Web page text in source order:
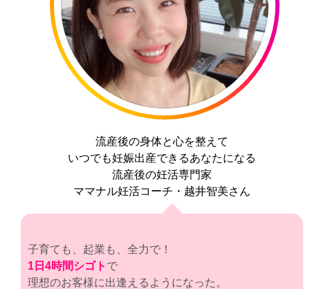
流産後の身体と心を整えて
いつでも妊娠出産できるあなたになる
流産後の妊活専門家
ママナル妊活コーチ・越井智美さん
子育ても、起業も、全力で！
1日4時間シゴト で
理想のお客様に出逢えるようになった。